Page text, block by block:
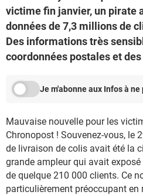
victime fin janvier, un pirate
données de 7,3 millions de
Des informations très
coordonnées postales et
Je m'abonne aux Infos à ne
Mauvaise nouvelle pour les
Chronopost ! Souvenez-vous, le
de livraison de colis avait été la
grande ampleur qui avait
de quelque 210 000 clients. Ce
particulièrement préoccupant en